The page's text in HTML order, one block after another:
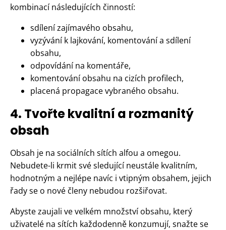
kombinací následujících činností:
sdílení zajímavého obsahu,
vyzývání k lajkování, komentování a sdílení
obsahu,
odpovídání na komentáře,
komentování obsahu na cizích profilech,
placená propagace vybraného obsahu.
4. Tvořte kvalitní a rozmanitý
obsah
Obsah je na sociálních sítích alfou a omegou.
Nebudete-li krmit své sledující neustále kvalitním,
hodnotným a nejlépe navíc i vtipným obsahem, jejich
řady se o nové členy nebudou rozšiřovat.
Abyste zaujali ve velkém množství obsahu, který
uživatelé na sítích každodenně konzumují, snažte se